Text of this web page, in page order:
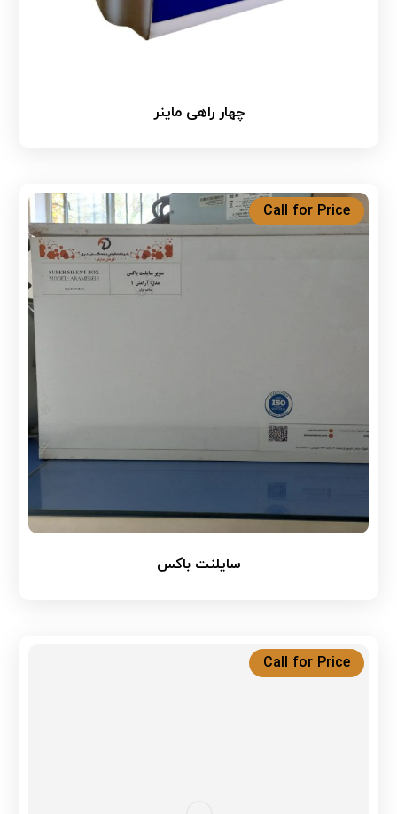
چهار راهی ماینر
سایلنت باکس
Call for Price
Call for Price